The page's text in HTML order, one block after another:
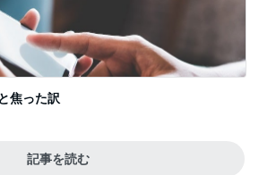
いがお願いを忘れる義母
ックス 1日前